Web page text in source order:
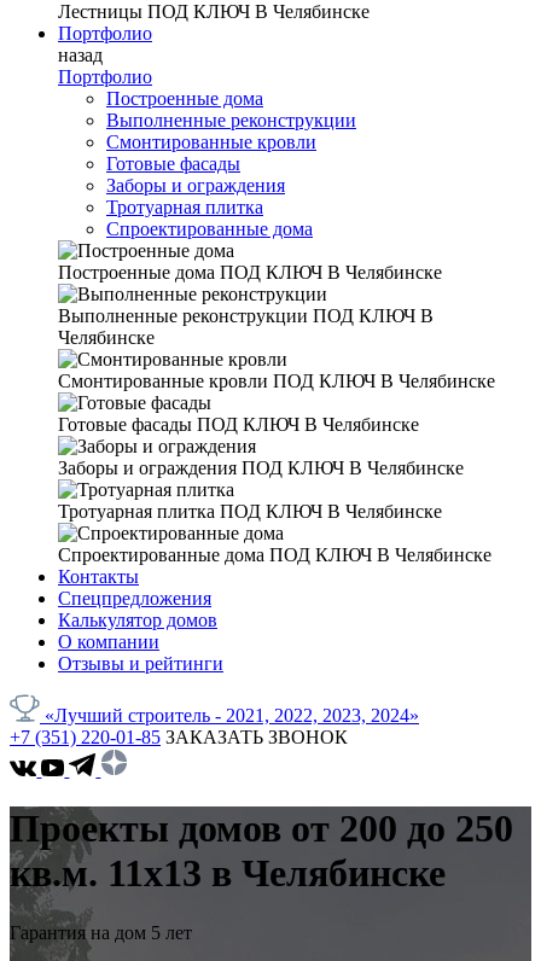
Лестницы ПОД КЛЮЧ В Челябинске
Портфолио
назад
Портфолио
Построенные дома
Выполненные реконструкции
Смонтированные кровли
Готовые фасады
Заборы и ограждения
Тротуарная плитка
Спроектированные дома
Построенные дома ПОД КЛЮЧ В Челябинске
Выполненные реконструкции ПОД КЛЮЧ В
Челябинске
Смонтированные кровли ПОД КЛЮЧ В Челябинске
Готовые фасады ПОД КЛЮЧ В Челябинске
Заборы и ограждения ПОД КЛЮЧ В Челябинске
Тротуарная плитка ПОД КЛЮЧ В Челябинске
Спроектированные дома ПОД КЛЮЧ В Челябинске
Контакты
Спецпредложения
Калькулятор домов
О компании
Отзывы и рейтинги
«Лучший строитель - 2021, 2022, 2023, 2024»
+7 (351) 220-01-85 ЗАКАЗАТЬ ЗВОНОК
Проекты домов от 200 до 250
кв.м. 11x13 в Челябинске
Гарантия на дом 5 лет